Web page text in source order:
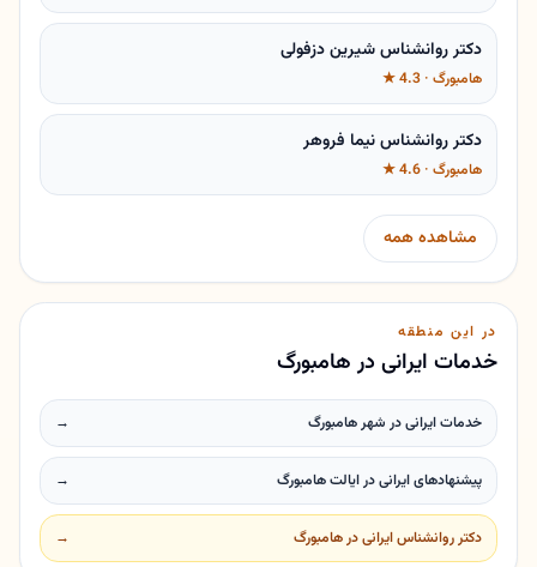
دکتر روانشناس شیرین دزفولی
هامبورگ · 4.3 ★
دکتر روانشناس نیما فروهر
هامبورگ · 4.6 ★
مشاهده همه
در این منطقه
خدمات ایرانی در هامبورگ
خدمات ایرانی در شهر هامبورگ →
پیشنهادهای ایرانی در ایالت هامبورگ →
دکتر روانشناس ایرانی در هامبورگ →